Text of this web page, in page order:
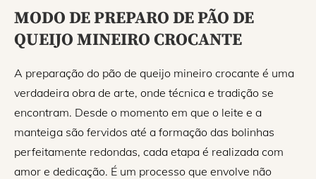
MODO DE PREPARO DE PÃO DE
QUEIJO MINEIRO CROCANTE
A preparação do pão de queijo mineiro crocante é uma
verdadeira obra de arte, onde técnica e tradição se
encontram. Desde o momento em que o leite e a
manteiga são fervidos até a formação das bolinhas
perfeitamente redondas, cada etapa é realizada com
amor e dedicação. É um processo que envolve não